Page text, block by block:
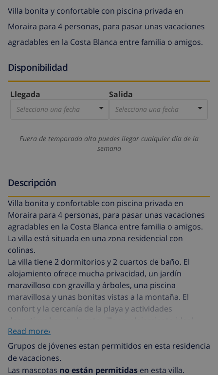
Villa bonita y confortable con piscina privada en
Moraira para 4 personas, para pasar unas vacaciones
agradables en la Costa Blanca entre familia o amigos.
Disponibilidad
Llegada
Selecciona una fecha
Salida
Selecciona una fecha
Fuera de temporada alta puedes llegar cualquier día de la
semana
Descripción
Villa bonita y confortable con piscina privada en
Moraira para 4 personas, para pasar unas vacaciones
agradables en la Costa Blanca entre familia o amigos.
La villa está situada en una zona residencial con
colinas.
La villa tiene 2 dormitorios y 2 cuartos de baño. El
alojamiento ofrece mucha privacidad, un jardín
maravilloso con gravilla y árboles, una piscina
maravillosa y unas bonitas vistas a la montaña. El
confort y la cercanía de la playa y actividades
para pasar el verano en la Costa Blanca.
Interior de la villa
Read more›
Grupos de jóvenes estan permitidos en esta residencia
de vacaciones.
Las mascotas no están permitidas en esta villa.